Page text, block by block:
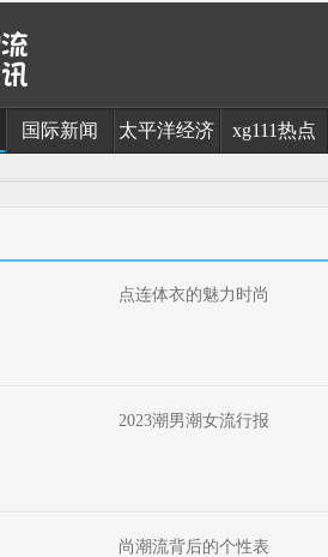
国际新闻 太平洋经济 xg111热点
点连体衣的魅力时尚
2023潮男潮女流行报
尚潮流背后的个性表